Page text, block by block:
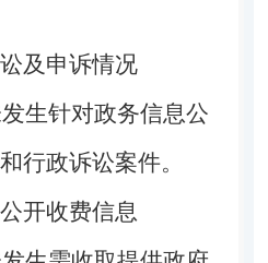
及申诉情况
生针对政务信息公
行政诉讼案件。
开收费信息